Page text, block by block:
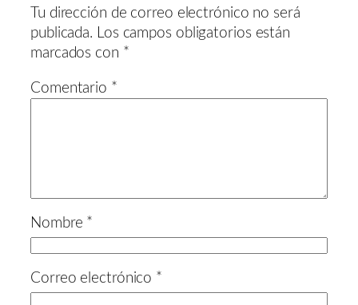
Tu dirección de correo electrónico no será
publicada. Los campos obligatorios están
marcados con *
Comentario *
Nombre *
Correo electrónico *